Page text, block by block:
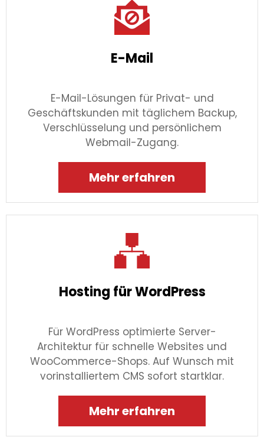
E-Mail
E-Mail-Lösungen für Privat- und
Geschäftskunden mit täglichem Backup,
Verschlüsselung und persönlichem
Webmail-Zugang.
Mehr erfahren
Hosting für WordPress
Für WordPress optimierte Server-
Architektur für schnelle Websites und
WooCommerce-Shops. Auf Wunsch mit
vorinstalliertem CMS sofort startklar.
Mehr erfahren